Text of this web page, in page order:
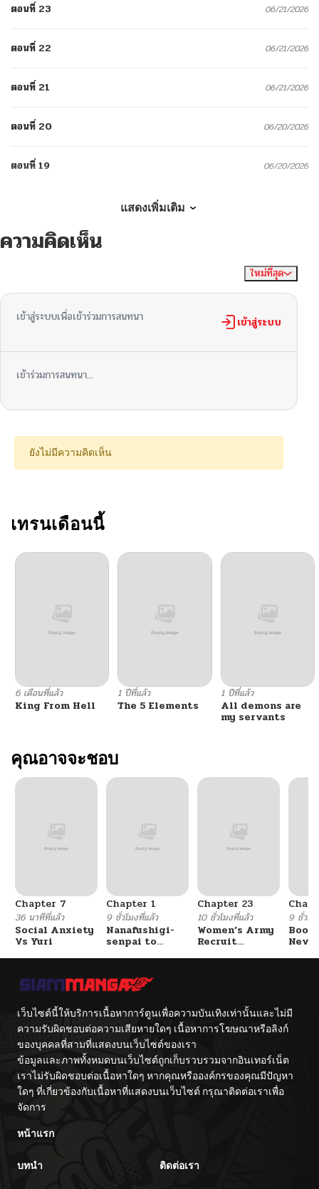
ตอนที่ 23 06/21/2026
ตอนที่ 22 06/21/2026
ตอนที่ 21 06/21/2026
ตอนที่ 20 06/20/2026
ตอนที่ 19 06/20/2026
ตอนที่ 17
06/18/2026
ตอนที่ 15 06/18/2026
06/12/2026
ตอนที่ 12 06/10/2026
ตอนที่ 10
ตอนที่ 9
02/15/2026
ตอนที่ 6
ตอนที่ 5 02/15/2026
ตอนที่ 4
แสดงเพิ่มเติม
ความคิดเห็น
ใหม่ที่สุด
เข้าสู่ระบบเพื่อเข้าร่วมการสนทนา เข้าสู่ระบบ
เข้าร่วมการสนทนา...
ยังไม่มีความคิดเห็น
เทรนเดือนนี้
6 เดือนที่แล้ว
King From Hell
1 ปีที่แล้ว
The 5 Elements
1 ปีที่แล้ว
All demons are
my servants
คุณอาจจะชอบ
Chapter 7
36 นาทีที่แล้ว
Social Anxiety
Vs Yuri
Chapter 1
9 ชั่วโมงที่แล้ว
Nanafushigi-
senpai to
Chapter 23
10 ชั่วโมงที่แล้ว
Women’s Army
Recruit
9 ชั่วโม
เว็บไซต์นี้ให้บริการเนื้อหาการ์ตูนเพื่อความบันเทิงเท่านั้นและไม่มี
ความรับผิดชอบต่อความเสียหายใดๆ เนื้อหาการโฆษณาหรือลิงก์
ของบุคคลที่สามที่แสดงบนเว็บไซต์ของเรา
ข้อมูลและภาพทั้งหมดบนเว็บไซต์ถูกเก็บรวบรวมจากอินเทอร์เน็ต
เราไม่รับผิดชอบต่อเนื้อหาใดๆ หากคุณหรือองค์กรของคุณมีปัญหา
ใดๆ ที่เกี่ยวข้องกับเนื้อหาที่แสดงบนเว็บไซต์ กรุณาติดต่อเราเพื่อ
จัดการ
หน้าแรก
บทนำ ติดต่อเรา